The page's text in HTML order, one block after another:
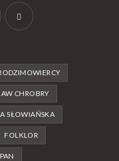
CHROBRY
SŁOWIAŃSKA
FOLKLOR